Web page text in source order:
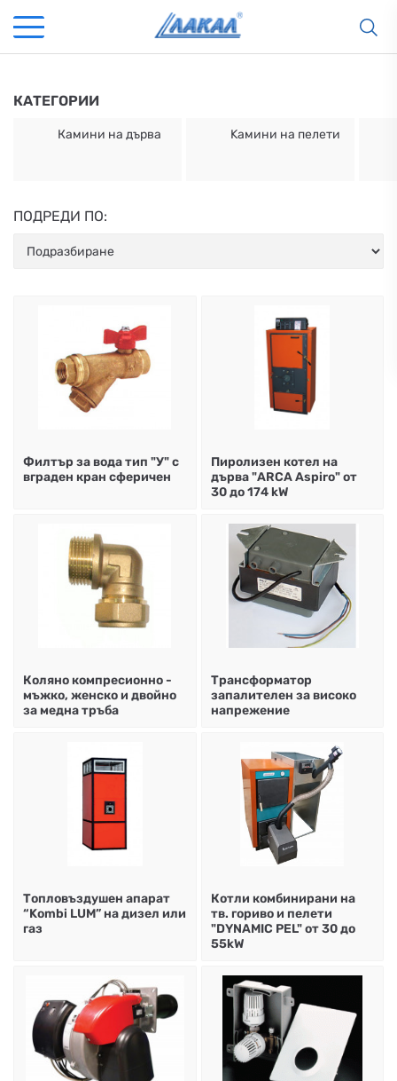
КАМИНИ
НА
ДЪРВА
KОТЛИ
НА
ГАЗ
КАТЕГОРИИ
Камини на дърва Kамини на пелети
ПОДРЕДИ ПО:
Филтър за вода тип "У" с
вграден кран сферичен
Пиролизен котел на
дърва "ARCA Aspiro" от
30 до 174 kW
Коляно компресионно -
мъжко, женско и двойно
за медна тръба
Трансформатор
запалителен за високо
напрежение
Топловъздушен апарат
“Kombi LUM” на дизел или
газ
Котли комбинирани на
тв. гориво и пелети
"DYNAMIC PEL" от 30 до
55kW